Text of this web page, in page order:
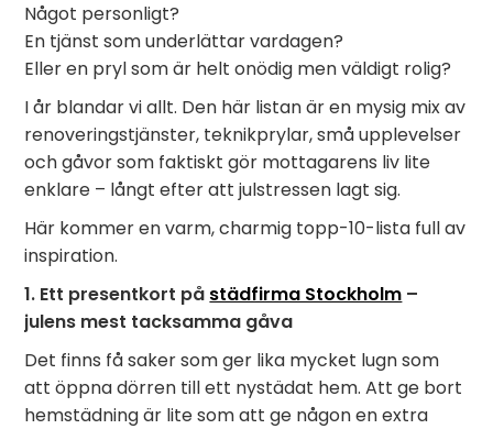
Något personligt?
En tjänst som underlättar vardagen?
Eller en pryl som är helt onödig men väldigt rolig?
I år blandar vi allt. Den här listan är en mysig mix av
renoveringstjänster, teknikprylar, små upplevelser
och gåvor som faktiskt gör mottagarens liv lite
enklare – långt efter att julstressen lagt sig.
Här kommer en varm, charmig topp-10-lista full av
inspiration.
1. Ett presentkort på städfirma Stockholm –
julens mest tacksamma gåva
Det finns få saker som ger lika mycket lugn som
att öppna dörren till ett nystädat hem. Att ge bort
hemstädning är lite som att ge någon en extra